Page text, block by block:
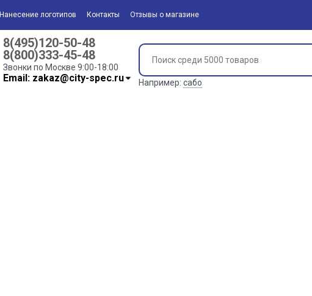
Нанесение логотипов Контакты Отзывы о магазине
8(495)120-50-48
8(800)333-45-48
Звонки по Москве 9:00-18:00
Email: zakaz@city-spec.ru Например: сабо